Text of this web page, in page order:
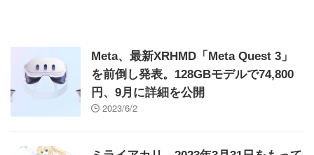
Meta、最新XRHMD「Meta Quest 3」
を前倒し発表。128GBモデルで74,800
円、9月に詳細を公開
2023/6/2